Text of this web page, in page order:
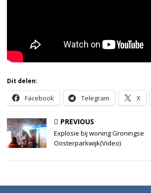
Dit delen:
Facebook Telegram X
PREVIOUS
Explosie bij woning Groningse
Oosterparkwijk(Video)